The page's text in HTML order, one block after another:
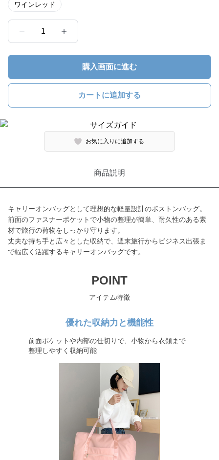
ワインレッド
1
購入画面に進む
カートに追加する
お気に入りに追加する
商品説明
キャリーオンバッグとして理想的な軽量設計のボストンバッグ。
前面のファスナーポケットで小物の整理が簡単、耐久性のある素
材で旅行の荷物をしっかり守ります。
丈夫な持ち手と広々とした収納で、週末旅行からビジネス出張ま
で幅広く活躍するキャリーオンバッグです。
POINT
アイテム特徴
優れた収納力と機能性
前面ポケットや内部の仕切りで、小物から衣類まで
整理しやすく収納可能